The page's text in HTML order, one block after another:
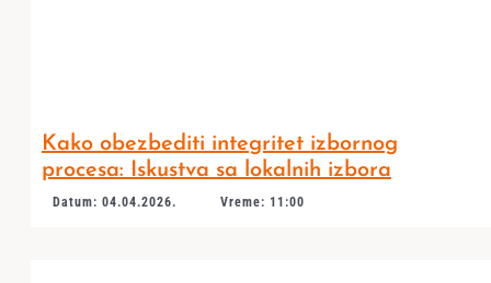
Kako obezbediti integritet izbornog
procesa: Iskustva sa lokalnih izbora
Datum: 04.04.2026. Vreme: 11:00